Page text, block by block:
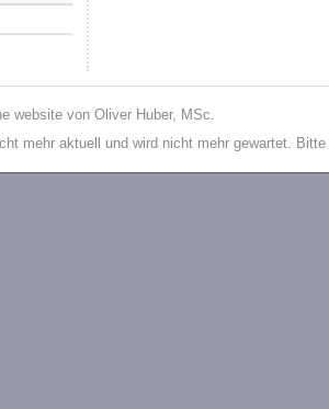
website von Oliver Huber, MSc.
mehr aktuell und wird nicht mehr gewartet.